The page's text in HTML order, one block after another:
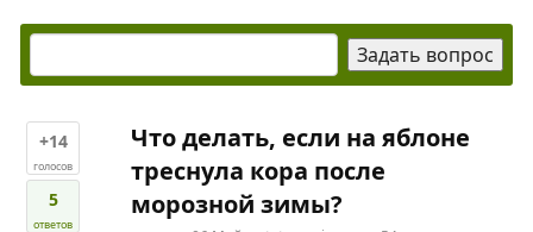
+14
голосов
5
ответов
Что делать, если на яблоне
треснула кора после
морозной зимы?